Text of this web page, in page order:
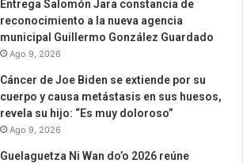
Entrega Salomón Jara constancia de
reconocimiento a la nueva agencia
municipal Guillermo González Guardado
Ago 9, 2026
Cáncer de Joe Biden se extiende por su
cuerpo y causa metástasis en sus huesos,
revela su hijo: “Es muy doloroso”
Ago 9, 2026
Guelaguetza Ni Wan do’o 2026 reúne